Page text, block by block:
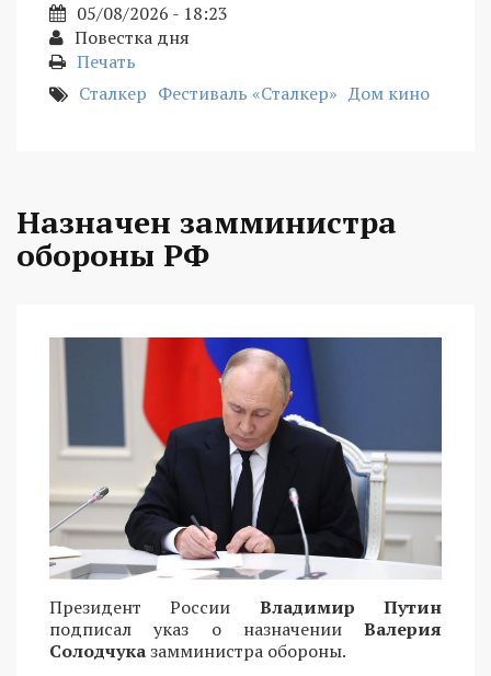
05/08/2026 - 18:23
Повестка дня
Печать
Сталкер Фестиваль «Сталкер» Дом кино
Назначен замминистра
обороны РФ
Президент России Владимир Путин
подписал указ о назначенииВалерия
Солодчуказамминистра обороны.